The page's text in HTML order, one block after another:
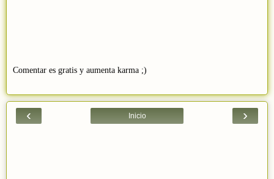
Comentar es gratis y aumenta karma ;)
‹ ›
Inicio